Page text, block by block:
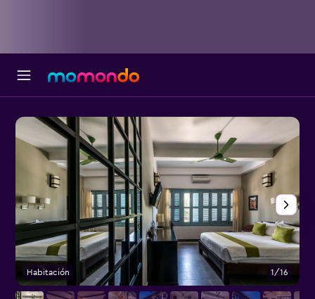
Habitación 1/16